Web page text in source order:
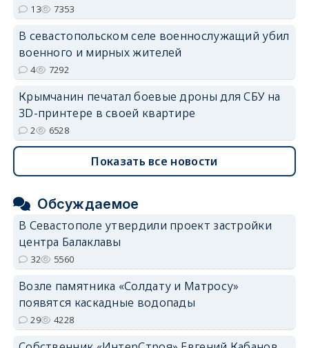
13 7353
В севастопольском селе военнослужащий убил
военного и мирных жителей
4 7292
Крымчанин печатал боевые дроны для СБУ на
3D-принтере в своей квартире
2 6528
Показать все новости
Обсуждаемое
В Севастополе утвердили проект застройки
центра Балаклавы
32 5560
Возле памятника «Солдату и Матросу»
появятся каскадные водопады
29 4228